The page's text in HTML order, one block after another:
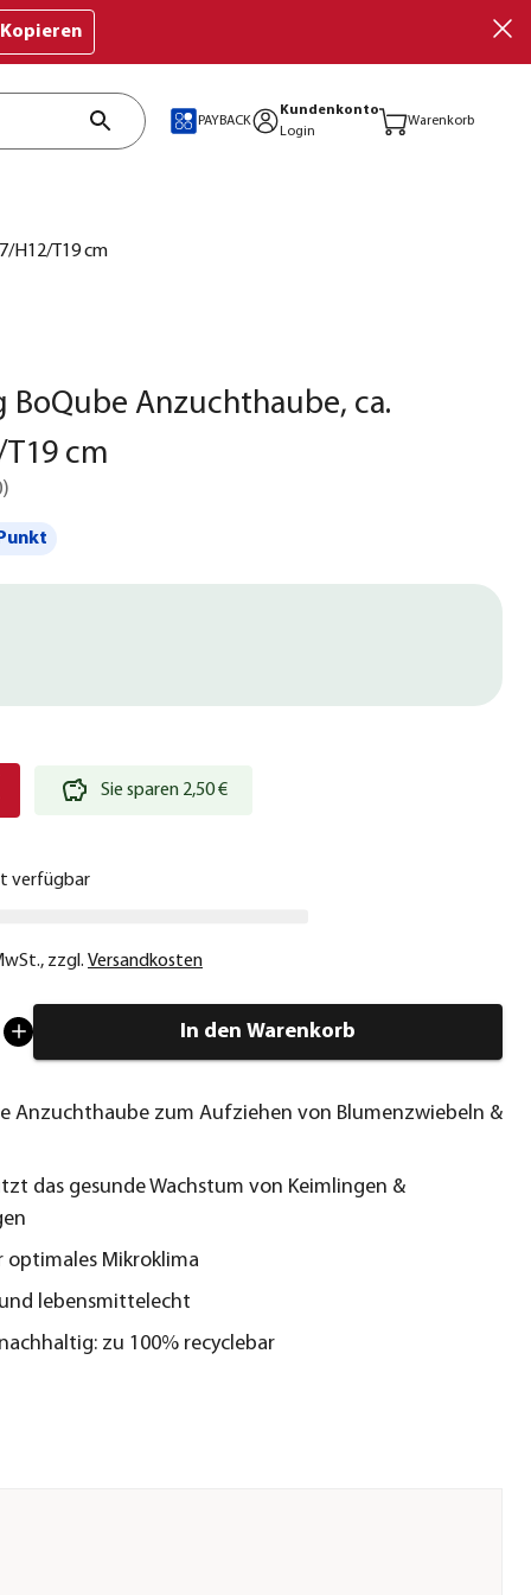
Kopieren
PAYBACK
Kundenkonto
Login
Warenkorb
H12/T19 cm
BoQube Anzuchthaube, ca.
cm
)
Sie sparen 2,50 €
verfügbar
, zzgl. Versandkosten
In den Warenkorb
Anzuchthaube zum Aufziehen von Blumenzwiebeln &
das gesunde Wachstum von Keimlingen &
optimales Mikroklima
und lebensmittelecht
zu 100% recyclebar